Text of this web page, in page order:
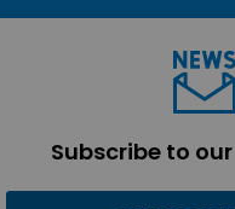
Subscribe to